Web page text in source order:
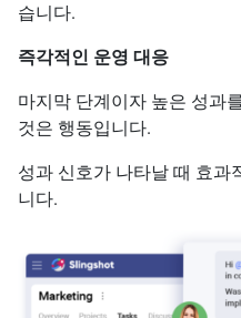
습니다.
즉각적인 운영 대응
마지막 단계이자 높은 성과
것은 행동입니다.
성과 신호가 나타날 때 효과
니다.